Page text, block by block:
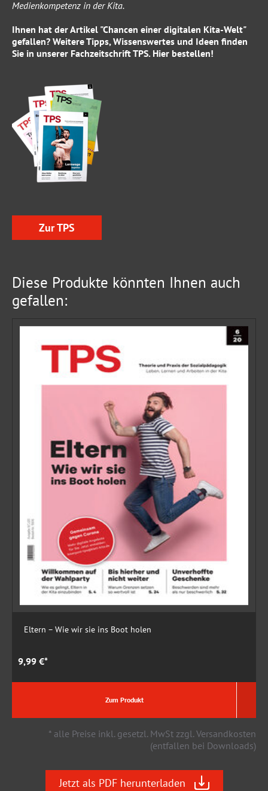
Medienkompetenz in der Kita.
Ihnen hat der Artikel "Chancen einer digitalen Kita-Welt"
gefallen? Weitere Tipps, Wissenswertes und Ideen finden
Sie in unserer FachzeitschriftTPS. Hier bestellen!
Zur TPS
Diese Produkte könnten Ihnen auch
gefallen:
Eltern – Wie wir sie ins Boot holen
9,99 €*
Zum Produkt
* alle Preise inkl. gesetzl. MwSt zzgl. Versandkosten
(entfallen bei Downloads)
Jetzt als PDF herunterladen